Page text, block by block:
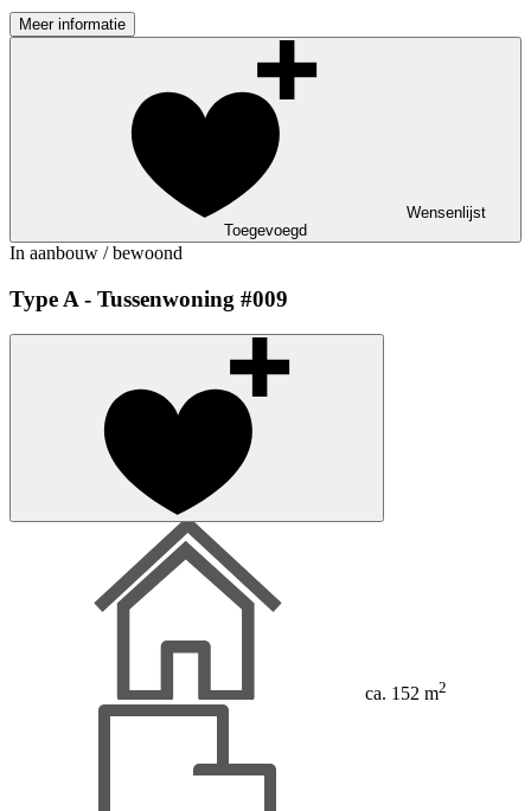
Meer informatie
Wensenlijst
Toegevoegd
In aanbouw / bewoond
Type A - Tussenwoning #009
ca. 152 m2